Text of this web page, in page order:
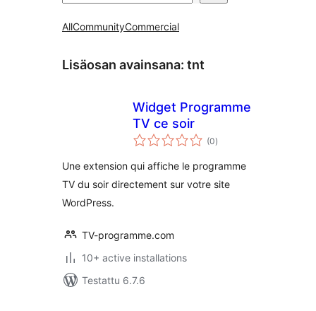
AllCommunityCommercial
Lisäosan avainsana: tnt
Widget Programme
TV ce soir
(0arvosanat
yhteensä
)
Une extension qui affiche le programme
TV du soir directement sur votre site
WordPress.
TV-programme.com
10+ active installations
Testattu 6.7.6